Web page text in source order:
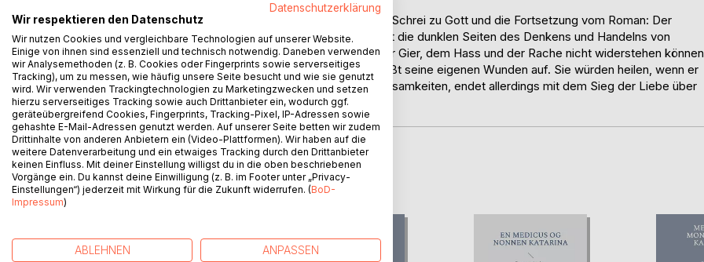
Die Rache der Gräfin ist der dritte Teil aus der Trilogie Ein Schrei zu Gott und die Fortsetzung vom Roman: Der
Medicus und die Nonne. Der Inhalt dieses Romans berührt die dunklen Seiten des Denkens und Handelns von
Männern und Frauen, die von der Dummheit getrieben, der Gier, dem Hass und der Rache nicht widerstehen können
und sich förmlich darin laben. Wer auf Rache sinnt, der reißt seine eigenen Wunden auf. Sie würden heilen, wenn er
es nicht täte. Der Inhalt dieses Teils mangelt nicht an Grausamkeiten, endet allerdings mit dem Sieg der Liebe über
den Hass.
WEITERE TITEL BEIBoD
Datenschutzerklärung
Wir respektieren den Datenschutz
Wir nutzen Cookies und vergleichbare Technologien auf unserer Website.
Einige von ihnen sind essenziell und technisch notwendig. Daneben verwenden
wir Analysemethoden (z. B. Cookies oder Fingerprints sowie serverseitiges
Tracking), um zu messen, wie häufig unsere Seite besucht und wie sie genutzt
wird. Wir verwenden Trackingtechnologien zu Marketingzwecken und setzen
hierzu serverseitiges Tracking sowie auch Drittanbieter ein, wodurch ggf.
geräteübergreifend Cookies, Fingerprints, Tracking-Pixel, IP-Adressen sowie
gehashte E-Mail-Adressen genutzt werden. Auf unserer Seite betten wir zudem
Drittinhalte von anderen Anbietern ein (Video-Plattformen). Wir haben auf die
weitere Datenverarbeitung und ein etwaiges Tracking durch den Drittanbieter
keinen Einfluss. Mit deiner Einstellung willigst du in die oben beschriebenen
Vorgänge ein. Du kannst deine Einwilligung (z. B. im Footer unter „Privacy-
Einstellungen“) jederzeit mit Wirkung für die Zukunft widerrufen. (BoD-
Impressum)
ABLEHNEN ANPASSEN